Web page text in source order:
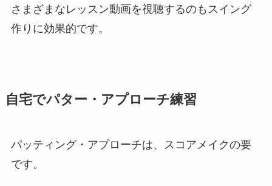
さまざまなレッスン動画を視聴するのもスイング
作りに効果的です。
自宅でパター・アプローチ練習
パッティング・アプローチは、スコアメイクの要
です。